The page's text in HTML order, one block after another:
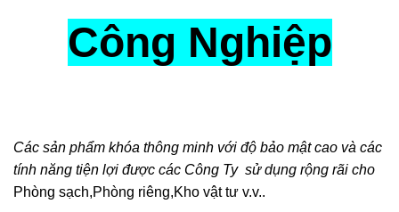
Công Nghiệp
Các sản phẩm khóa thông minh với độ bảo mật cao và các
tính năng tiện lợi được các Công Ty sử dụng rộng rãi cho
Phòng sạch,Phòng riêng,Kho vật tư v.v..